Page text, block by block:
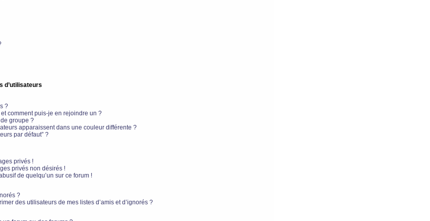
d’utilisateurs
?
comment puis-je en rejoindre un ?
groupe ?
apparaissent dans une couleur différente ?
par défaut” ?
privés !
privés non désirés !
de quelqu’un sur ce forum !
?
des utilisateurs de mes listes d’amis et d’ignorés ?